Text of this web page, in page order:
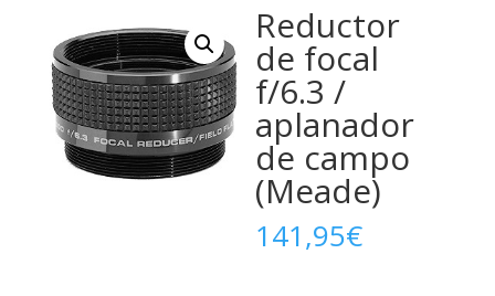
Reductor
de focal
f/6.3 /
aplanador
de campo
(Meade)
141,95€